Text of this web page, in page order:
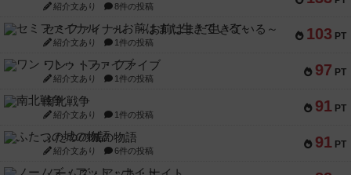
紹介文あり 8件の投稿
103 PT
セミファイナル ～お前はまだ生きている～
紹介文あり 1件の投稿
97 PT
ワン・トゥ・ファイブ
紹介文あり 1件の投稿
91 PT
南北戦争
紹介文あり 1件の投稿
91 PT
ふたつの城の物語
紹介文あり 6件の投稿